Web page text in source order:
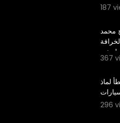
187
محمد
367
لماذ
296